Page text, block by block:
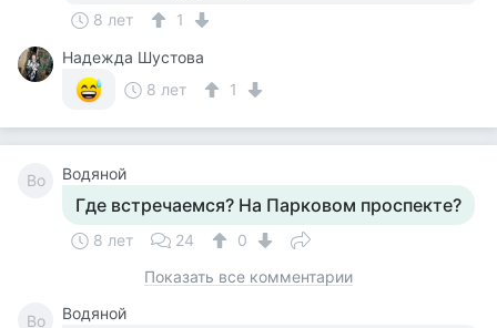
8 лет
1
Надежда Шустова
8 лет
1
Во Водяной
Где встречаемся? На Парковом проспекте?
8 лет 24
0
Показать все комментарии
Во Водяной